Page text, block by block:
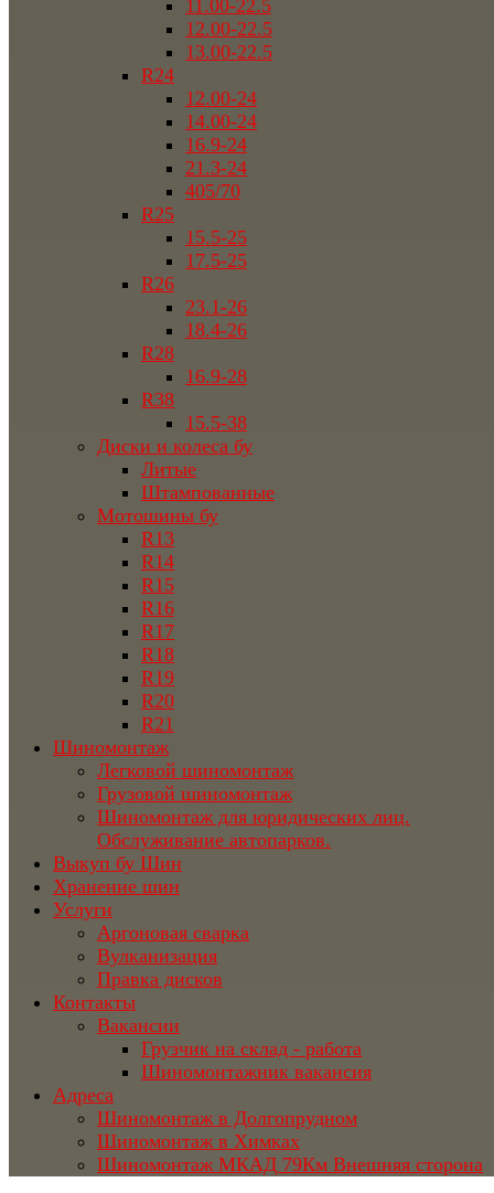
11.00-22.5
12.00-22.5
13.00-22.5
R24
12.00-24
14.00-24
16.9-24
21.3-24
405/70
R25
15.5-25
17.5-25
R26
23.1-26
18.4-26
R28
16.9-28
R38
15.5-38
Диски и колеса бу
Литые
Штампованные
Мотошины бу
R13
R14
R15
R16
R17
R18
R19
R20
R21
Шиномонтаж
Легковой шиномонтаж
Грузовой шиномонтаж
Шиномонтаж для юридических лиц.
Обслуживание автопарков.
Выкуп бу Шин
Хранение шин
Услуги
Аргоновая сварка
Вулканизация
Правка дисков
Контакты
Вакансии
Грузчик на склад - работа
Шиномонтажник вакансия
Адреса
Шиномонтаж в Долгопрудном
Шиномонтаж в Химках
Шиномонтаж МКАД 79Км Внешняя сторона